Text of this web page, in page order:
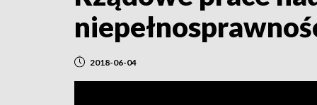
2018-06-04